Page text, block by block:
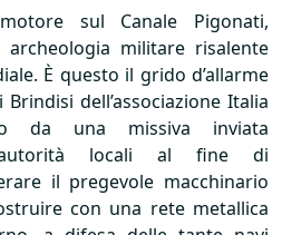
sul Canale Pigonati,
militare risalente
È questo il grido d’allarme
dell’associazione Italia
da una missiva inviata
autorità locali al fine di
il pregevole macchinario
con una rete metallica